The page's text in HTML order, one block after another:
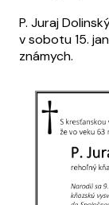
P. Juraj
v sobotu 15.
známych.